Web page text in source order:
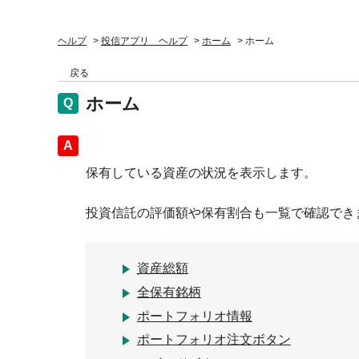
ヘルプ > 投信アプリ ヘルプ > ホーム > ホーム
戻る
ホーム
回答
保有している資産の状況を表示します。
投資信託の評価額や保有割合も一覧で確認でき
資産総額
全保有銘柄
ポートフォリオ情報
ポートフォリオ注文ボタン